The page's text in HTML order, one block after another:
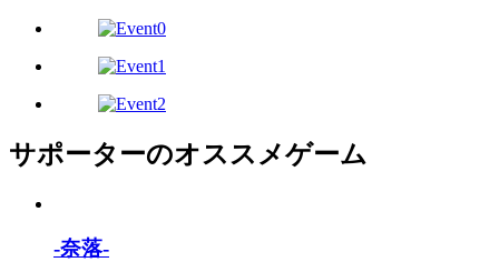
サポーターのオススメゲーム
-奈落-